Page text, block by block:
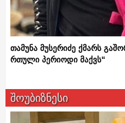
თამუნა მუსერიძე ქმარს
რთული პერიოდი მაქვს“
შოუბიზნესი